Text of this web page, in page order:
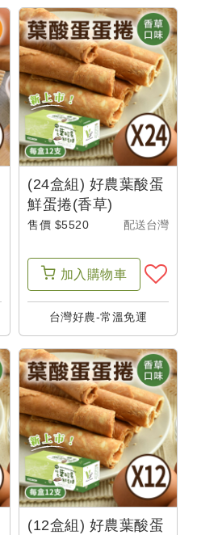
(24盒組) 好農葉酸蛋
鮮蛋捲(香草)
售價 $5520 配送台灣
加入 購物車
台灣好農-常溫免運
(12盒組) 好農葉酸蛋